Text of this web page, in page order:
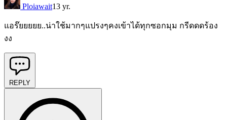
Ploiawait13 yr.
แอร๊ยยยยย..น่าใช้มากๆแปรงๆคงเข้าได้ทุกซอกมุม กรีดดดร้อง
งง
REPLY